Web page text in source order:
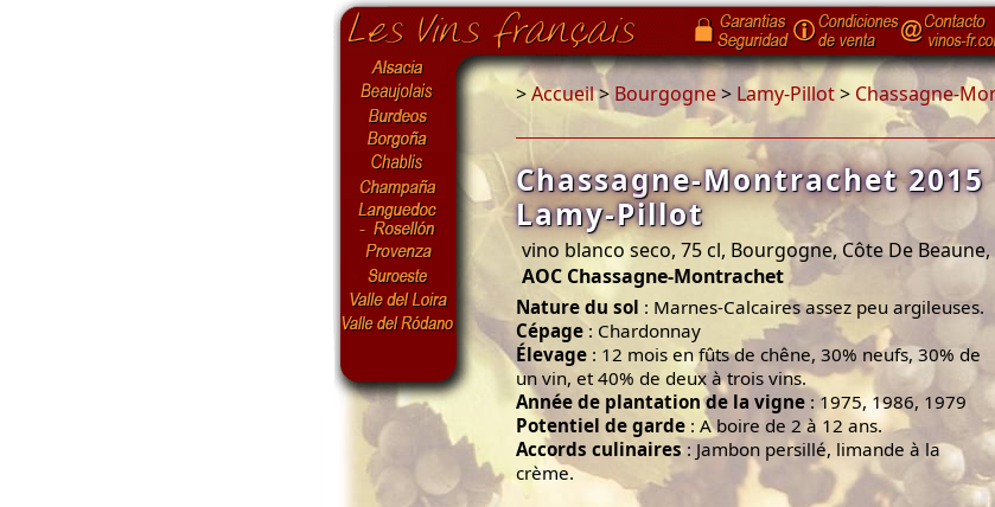
>Accueil>Bourgogne> Lamy-Pillot> Chassagne-
Chassagne-Montrachet 2015
Lamy-Pillot
vino blanco seco, 75 cl, Bourgogne, Côte De Beaune,
AOC Chassagne-Montrachet
Nature du sol : Marnes-Calcaires assez peu argileuses.
Cépage : Chardonnay
Élevage : 12 mois en fûts de chêne, 30% neufs, 30% de
un vin, et 40% de deux à trois vins.
Année de plantation de la vigne : 1975, 1986, 1979
Potentiel de garde : A boire de 2 à 12 ans.
Accords culinaires: Jambon persillé, limande à la
crème.